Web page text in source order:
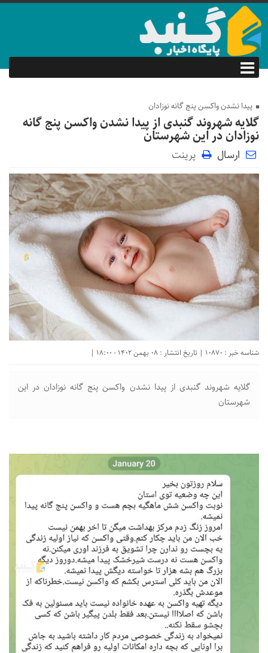
پیدا نشدن واکسن پنج گانه نوزادان
گلایه شهروند گنبدی از پیدا نشدن واکسن پنج گانه
نوزادان در‌ این شهرستان
ارسال پرینت
شناسه خبر : 10870 | تاریخ انتشار : 08 بهمن 1402 - 18:00 |
گلایه شهروند گنبدی از پیدا نشدن واکسن پنج گانه نوزادان در‌ این
شهرستان